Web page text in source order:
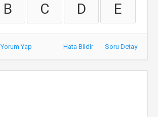
B C D E
Yorum Yap Hata Bildir Soru Detay